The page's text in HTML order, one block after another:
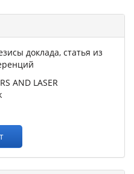
доклада, статья из
AND LASER